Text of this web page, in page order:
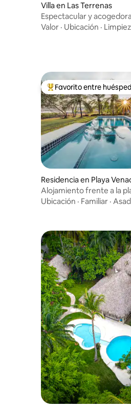
Villa en Las Terrenas
Espectacular y
personal y vistas al mar
Valor · Ubicación ·
De los mejores en
Favorito entre
Residencia en Playa
Alojamiento frente a la
Venao + piscina privada
Ubicación · Familiar ·